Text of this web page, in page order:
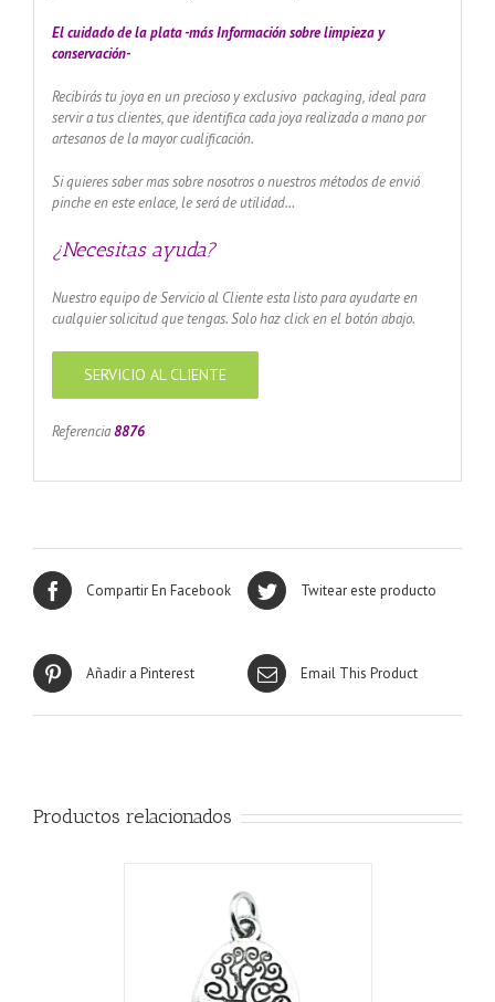
El cuidado dela plata -más Información sobre limpieza y
conservación-
Recibirás tu joya en un precioso y exclusivo packaging, ideal para
servir a tus clientes, que identifica cada joya realizada a mano por
artesanos de la mayor cualificación.
Si quieres saber mas sobre nosotros o nuestros métodos de envió
pinche en este enlace, le será de utilidad…
¿Necesitas ayuda?
Nuestro equipo de Servicio al Cliente esta listo para ayudarte en
cualquier solicitud que tengas. Solo haz click en el botón abajo.
SERVICIO AL CLIENTE
Referencia8876
Compartir En Facebook Twitear este producto
Añadir a Pinterest Email This Product
Productos relacionados